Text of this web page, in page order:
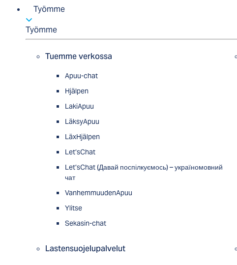
Työmme
Työmme
Tuemme verkossa
Apuu-chat
Hjälpen
LakiApuu
LäksyApuu
LäxHjälpen
Let’sChat
Let’sChat (Давай поспілкуємось) – україномовний
чат
VanhemmuudenApuu
Ylitse
Sekasin-chat
Lastensuojelupalvelut